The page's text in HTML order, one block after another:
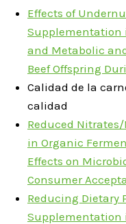
Effects of
Supplementation
and Metabolic
Beef Offspring
Calidad de la
calidad
Reduced
in Organic
Effects on
Consumer
Reducing Dietary
Supplementation